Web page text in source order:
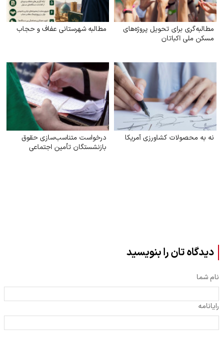
مطالبه‌گری برای تحویل پروژه‌های
مسکن ملی اکباتان
مطالبه شهرستانی عفاف و حجاب
نه به محصولات کشاورزی آمریکا
درخواست متناسب‌سازی حقوق
بازنشستگان تأمین اجتماعی
دیدگاه تان را بنویسید
نام شما
رایانامه